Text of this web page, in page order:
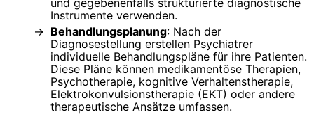
Instrumente verwenden.
Behandlungsplanung: Nach der
Diagnosestellung erstellen Psychiatrer
individuelle Behandlungspläne für ihre Patienten.
Diese Pläne können medikamentöse Therapien,
Psychotherapie, kognitive Verhaltenstherapie,
Elektrokonvulsionstherapie (EKT) oder andere
therapeutische Ansätze umfassen.